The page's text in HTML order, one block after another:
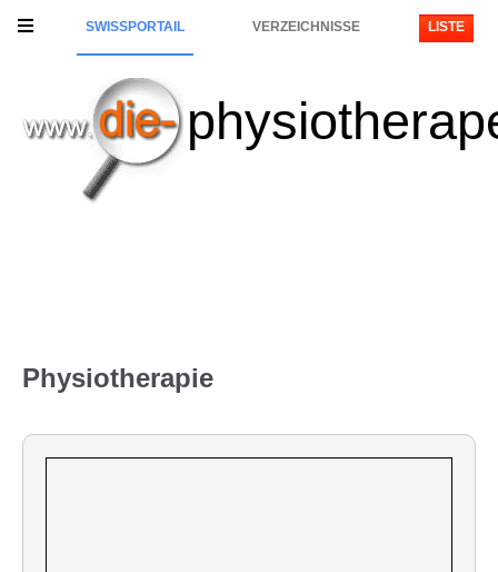
SWISSPORTAIL VERZEICHNISSE LISTE
Physiotherapie